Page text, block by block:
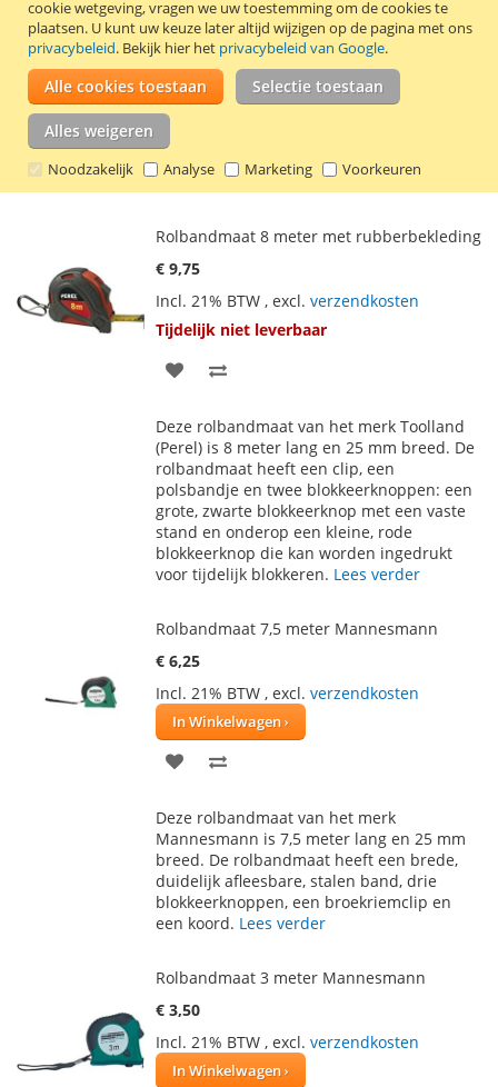
cookie wetgeving, vragen we uw toestemming om de cookies te
plaatsen. U kunt uw keuze later altijd wijzigen op de pagina met ons
privacybeleid. Bekijk hier het privacybeleid van Google.
Alle cookies toestaan Selectie toestaan
Alles weigeren
Noodzakelijk Analyse Marketing Voorkeuren
VOEG
TOE
AAN
TOEVOEGEN
OM
TE
Deze Stanley PowerLock ABS rolbandmaat
is 5 meter lang en 19 mm breed. De band
is voorzien van een Mylar deklaag.
Hierdoor is de band 10x meer beschermd
tegen slijtage dan traditionele
meetbanden.Lees verder
Rolbandmaat 8 meter met rubberbekleding
€ 9,75
Incl. 21% BTW , excl. verzendkosten
Tijdelijk niet leverbaar
VOEG
AAN
VERLANGLIJST
TE
VERGELIJKEN
Deze rolbandmaat van het merk Toolland
(Perel) is 8 meter lang en 25 mm breed. De
rolbandmaat heeft een clip, een
polsbandje en twee blokkeerknoppen: een
grote, zwarte blokkeerknop met een vaste
stand en onderop een kleine, rode
blokkeerknop die kan worden ingedrukt
voor tijdelijk blokkeren. Lees verder
Rolbandmaat 7,5 meter Mannesmann
€ 6,25
Incl. 21% BTW , excl. verzendkosten
In Winkelwagen
VOEG
AAN
VERLANGLIJST
TE
VERGELIJKEN
Deze rolbandmaat van het merk
Mannesmann is 7,5 meter lang en 25 mm
breed. De rolbandmaat heeft een brede,
duidelijk afleesbare, stalen band, drie
blokkeerknoppen, een broekriemclip en
een koord. Lees verder
Rolbandmaat 3 meter Mannesmann
€ 3,50
Incl. 21% BTW , excl. verzendkosten
In Winkelwagen